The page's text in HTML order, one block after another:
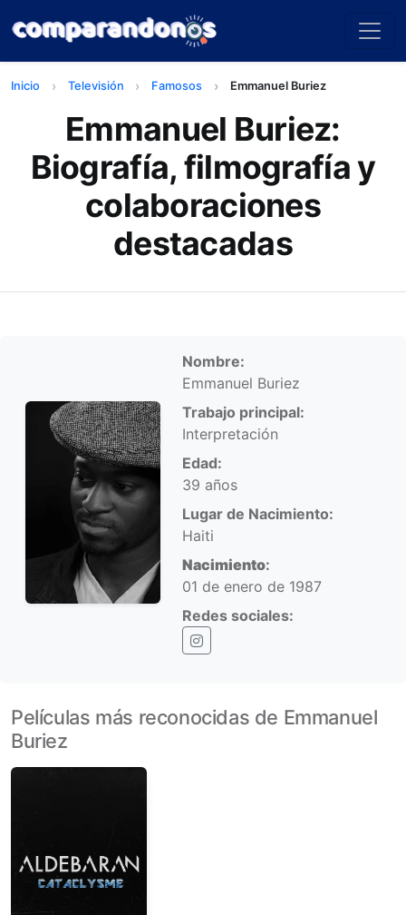
Inicio Televisión Famosos Emmanuel Buriez
Emmanuel Buriez:
Biografía, filmografía y
colaboraciones
destacadas
Información personal
Nombre:
Emmanuel Buriez
Trabajo principal:
Interpretación
Edad:
39 años
Lugar de Nacimiento:
Haiti
Nacimiento:
01 de enero de 1987
Redes sociales:
Instagram
Películas más reconocidas de Emmanuel
Buriez